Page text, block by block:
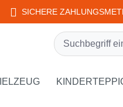
SICHERE
Kategorie EDUPLAY
Dropdown der Kategorie